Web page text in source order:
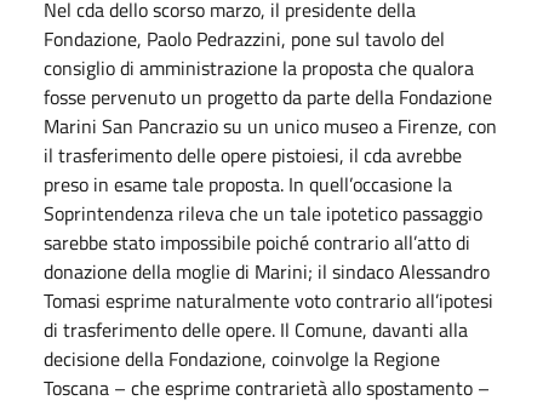
Nel cda dello scorso marzo, il presidente della
Fondazione, Paolo Pedrazzini, pone sul tavolo del
consiglio di amministrazione la proposta che qualora
fosse pervenuto un progetto da parte della Fondazione
Marini San Pancrazio su un unico museo a Firenze, con
il trasferimento delle opere pistoiesi, il cda avrebbe
preso in esame tale proposta. In quell’occasione la
Soprintendenza rileva che un tale ipotetico passaggio
sarebbe stato impossibile poiché contrario all’atto di
donazione della moglie di Marini; il sindaco Alessandro
Tomasi esprime naturalmente voto contrario all’ipotesi
di trasferimento delle opere. Il Comune, davanti alla
decisione della Fondazione, coinvolge la Regione
Toscana – che esprime contrarietà allo spostamento –